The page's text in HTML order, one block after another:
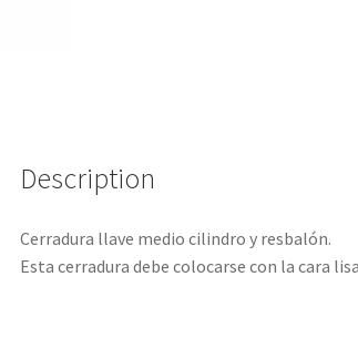
Description
Cerradura llave medio cilindro y resbalón.
Esta cerradura debe colocarse con la cara